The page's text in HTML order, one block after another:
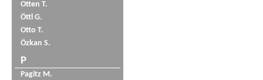
Otten T.
Öttl G.
Otto T.
Özkan S.
P
Pagitz M.